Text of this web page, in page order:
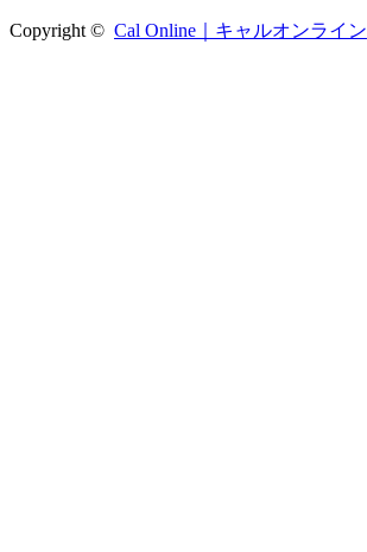
Copyright © Cal Online｜キャルオンライン